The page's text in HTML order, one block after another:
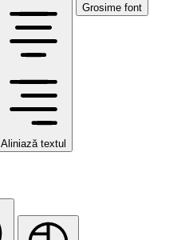
Aliniază textul
Grosime font